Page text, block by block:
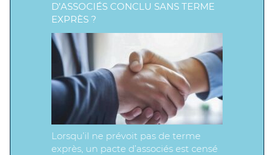
D’ASSOCIÉS CONCLU SANS TERME
EXPRÈS ?
Lorsqu’il ne prévoit pas de terme
exprès, un pacte d’associés est censé